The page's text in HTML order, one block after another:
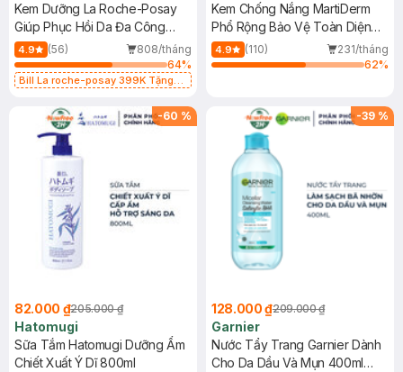
Kem Dưỡng La Roche-Posay
Giúp Phục Hồi Da Đa Công
Dụng 40ml
4.9 (56)
808/tháng
64%
Bill La roche-posay 399K Tặng
(SL có hạn)
Kem Chống Nắng MartiDerm
Phổ Rộng Bảo Vệ Toàn Diện
40ml
4.9 (110)
231/tháng
62%
-60 %
82.000 ₫205.000 ₫
Hatomugi
Sữa Tắm Hatomugi Dưỡng Ẩm
Chiết Xuất Ý Dĩ 800ml
-39 %
128.000 ₫209.000 ₫
Garnier
Nước Tẩy Trang Garnier Dành
Cho Da Dầu Và Mụn 400ml